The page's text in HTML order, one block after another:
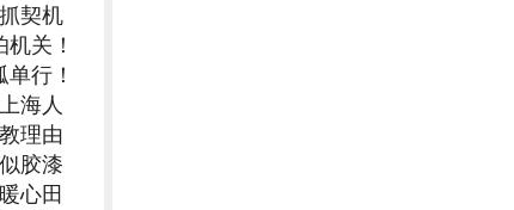
契机
关！
行！
海人
理由
胶漆
心田